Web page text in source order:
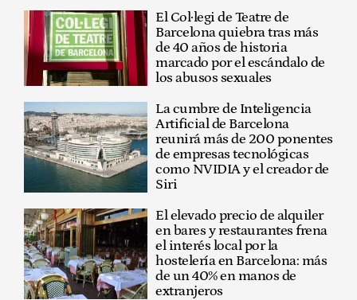
El Col·legi de Teatre de
Barcelona quiebra tras más
de 40 años de historia
marcado por el escándalo de
los abusos sexuales
La cumbre de Inteligencia
Artificial de Barcelona
reunirá más de 200 ponentes
de empresas tecnológicas
como NVIDIA y el creador de
Siri
El elevado precio de alquiler
en bares y restaurantes frena
el interés local por la
hostelería en Barcelona: más
de un 40% en manos de
extranjeros